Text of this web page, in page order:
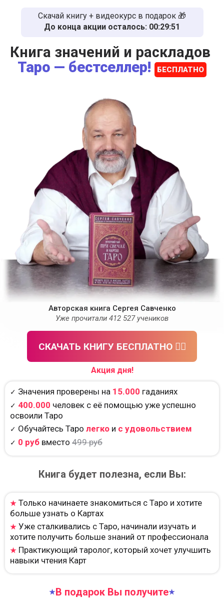
Скачай книгу + видеокурс в подарок 🎁
До конца акции осталось: 00:29:51
Книга значений и раскладов
Таро — бестселлер!
БЕСПЛАТНО
Авторская книга Сергея Савченко
Уже прочитали 412 527 учеников
СКАЧАТЬ КНИГУ БЕСПЛАТНО 👈🏻
Акция дня!
✓ Значения проверены на 15.000 гаданиях
✓ 400.000 человек с её помощью уже успешно
освоили Таро
✓ Обучайтесь Таро легко и с удовольствием
✓ 0 руб вместо 499 руб
Книга будет полезна, если Вы:
★ Только начинаете знакомиться с Таро и хотите
больше узнать о Картах
★ Уже сталкивались с Таро, начинали изучать и
хотите получить больше знаний от профессионала
★ Практикующий таролог, который хочет улучшить
навыки чтения Карт
★В подарок Вы получите★